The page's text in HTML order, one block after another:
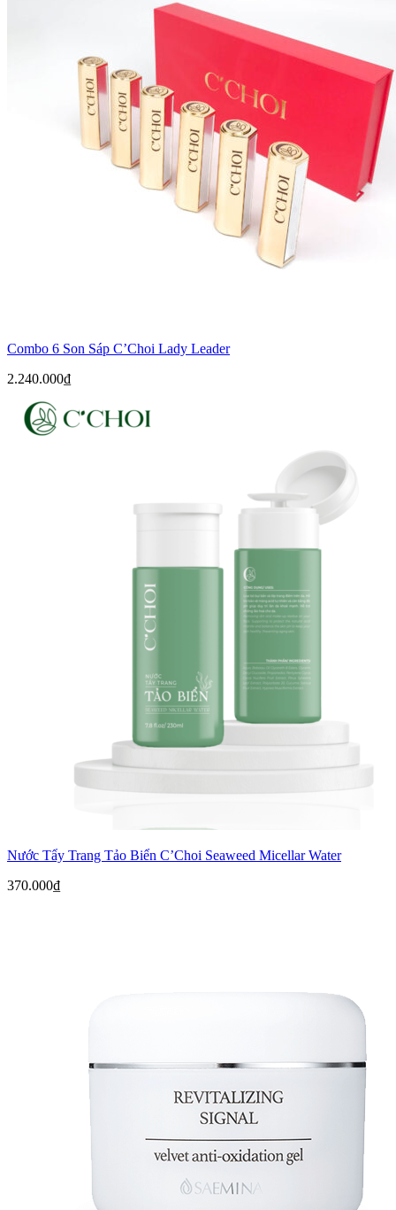
Combo 6 Son Sáp C’Choi Lady Leader
2.240.000₫
Nước Tẩy Trang Tảo Biển C’Choi Seaweed Micellar Water
370.000₫